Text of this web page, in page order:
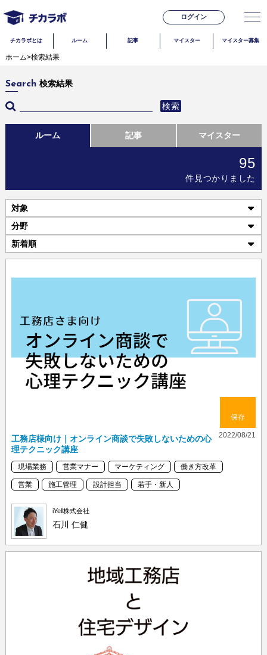
ログイン
チカラボとは ルーム 記事 マイスター マイスター募集
ホーム>検索結果
Search 検索結果
検索
ルーム 記事 マイスター
95
件見つかりました
保存
2022/08/21
工務店様向け｜オンライン商談で失敗しないための心
理テクニック講座
現場業務 営業マナー マーケティング 働き方改革
営業 施工管理 設計担当 若手・新人
iYell株式会社
石川 仁健